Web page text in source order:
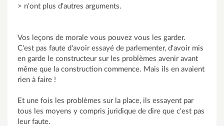
> n'ont plus d'autres arguments.
Vos leçons de morale vous pouvez vous les garder.
C'est pas faute d'avoir essayé de parlementer, d'avoir mis
en garde le constructeur sur les problèmes avenir avant
même que la construction commence. Mais ils en avaient
rien à faire !
Et une fois les problèmes sur la place, ils essayent par
tous les moyens y compris juridique de dire que c'est pas
leur faute.